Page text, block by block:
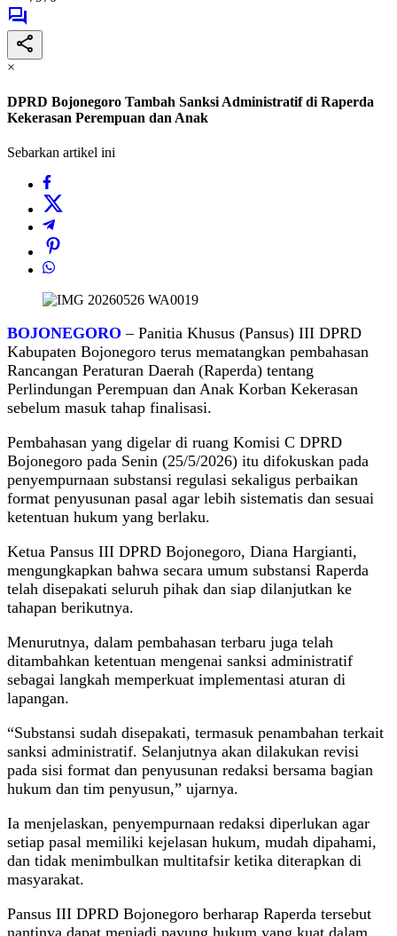
×
DPRD Bojonegoro Tambah Sanksi Administratif di Raperda
Kekerasan Perempuan dan Anak
Sebarkan artikel ini
BOJONEGORO – Panitia Khusus (Pansus) III DPRD
Kabupaten Bojonegoro terus mematangkan pembahasan
Rancangan Peraturan Daerah (Raperda) tentang
Perlindungan Perempuan dan Anak Korban Kekerasan
sebelum masuk tahap finalisasi.
Pembahasan yang digelar di ruang Komisi C DPRD
Bojonegoro pada Senin (25/5/2026) itu difokuskan pada
penyempurnaan substansi regulasi sekaligus perbaikan
format penyusunan pasal agar lebih sistematis dan sesuai
ketentuan hukum yang berlaku.
Ketua Pansus III DPRD Bojonegoro, Diana Hargianti,
mengungkapkan bahwa secara umum substansi Raperda
telah disepakati seluruh pihak dan siap dilanjutkan ke
tahapan berikutnya.
Menurutnya, dalam pembahasan terbaru juga telah
ditambahkan ketentuan mengenai sanksi administratif
sebagai langkah memperkuat implementasi aturan di
lapangan.
“Substansi sudah disepakati, termasuk penambahan terkait
sanksi administratif. Selanjutnya akan dilakukan revisi
pada sisi format dan penyusunan redaksi bersama bagian
hukum dan tim penyusun,” ujarnya.
Ia menjelaskan, penyempurnaan redaksi diperlukan agar
setiap pasal memiliki kejelasan hukum, mudah dipahami,
dan tidak menimbulkan multitafsir ketika diterapkan di
masyarakat.
Pansus III DPRD Bojonegoro berharap Raperda tersebut